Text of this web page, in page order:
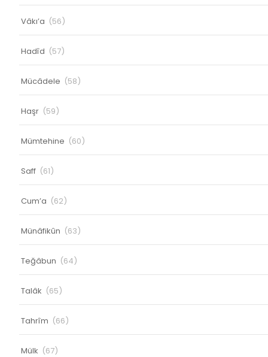
Vâkı’a (56)
Hadîd (57)
Mücâdele (58)
Haşr (59)
Mümtehine (60)
Saff (61)
Cum’a (62)
Münâfikûn (63)
Teğâbun (64)
Talâk (65)
Tahrîm (66)
Mülk (67)